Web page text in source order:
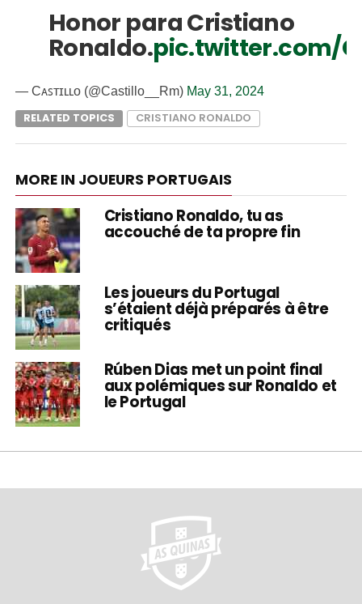
Honor para Cristiano
Ronaldo.pic.twitter.com/
— Cᴀꜱᴛɪʟʟᴏ (@Castillo__Rm) May 31, 2024
RELATED TOPICS
CRISTIANO RONALDO
MORE IN JOUEURS PORTUGAIS
Cristiano Ronaldo, tu as
accouché de ta propre fin
Les joueurs du Portugal
s’étaient déjà préparés à être
critiqués
Rúben Dias met un point final
aux polémiques sur Ronaldo et
le Portugal